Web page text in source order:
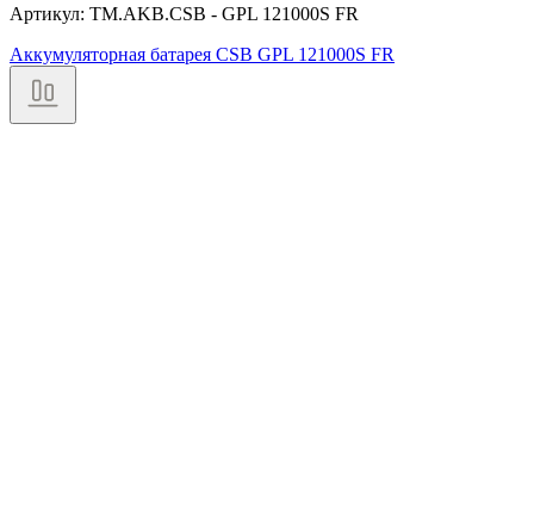
Артикул: TM.AKB.CSB - GPL 121000S FR
Аккумуляторная батарея CSB GPL 121000S FR